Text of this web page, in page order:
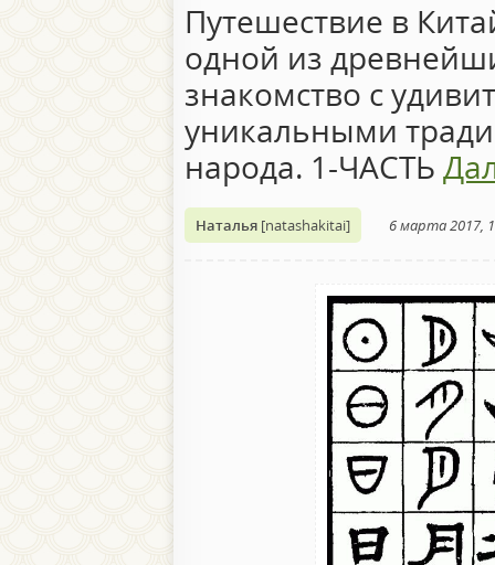
Путешествие в
одной из
знакомство с
уникальными
народа. 1-ЧАСТЬ
Наталья[natashakitai] 6 марта 2017,